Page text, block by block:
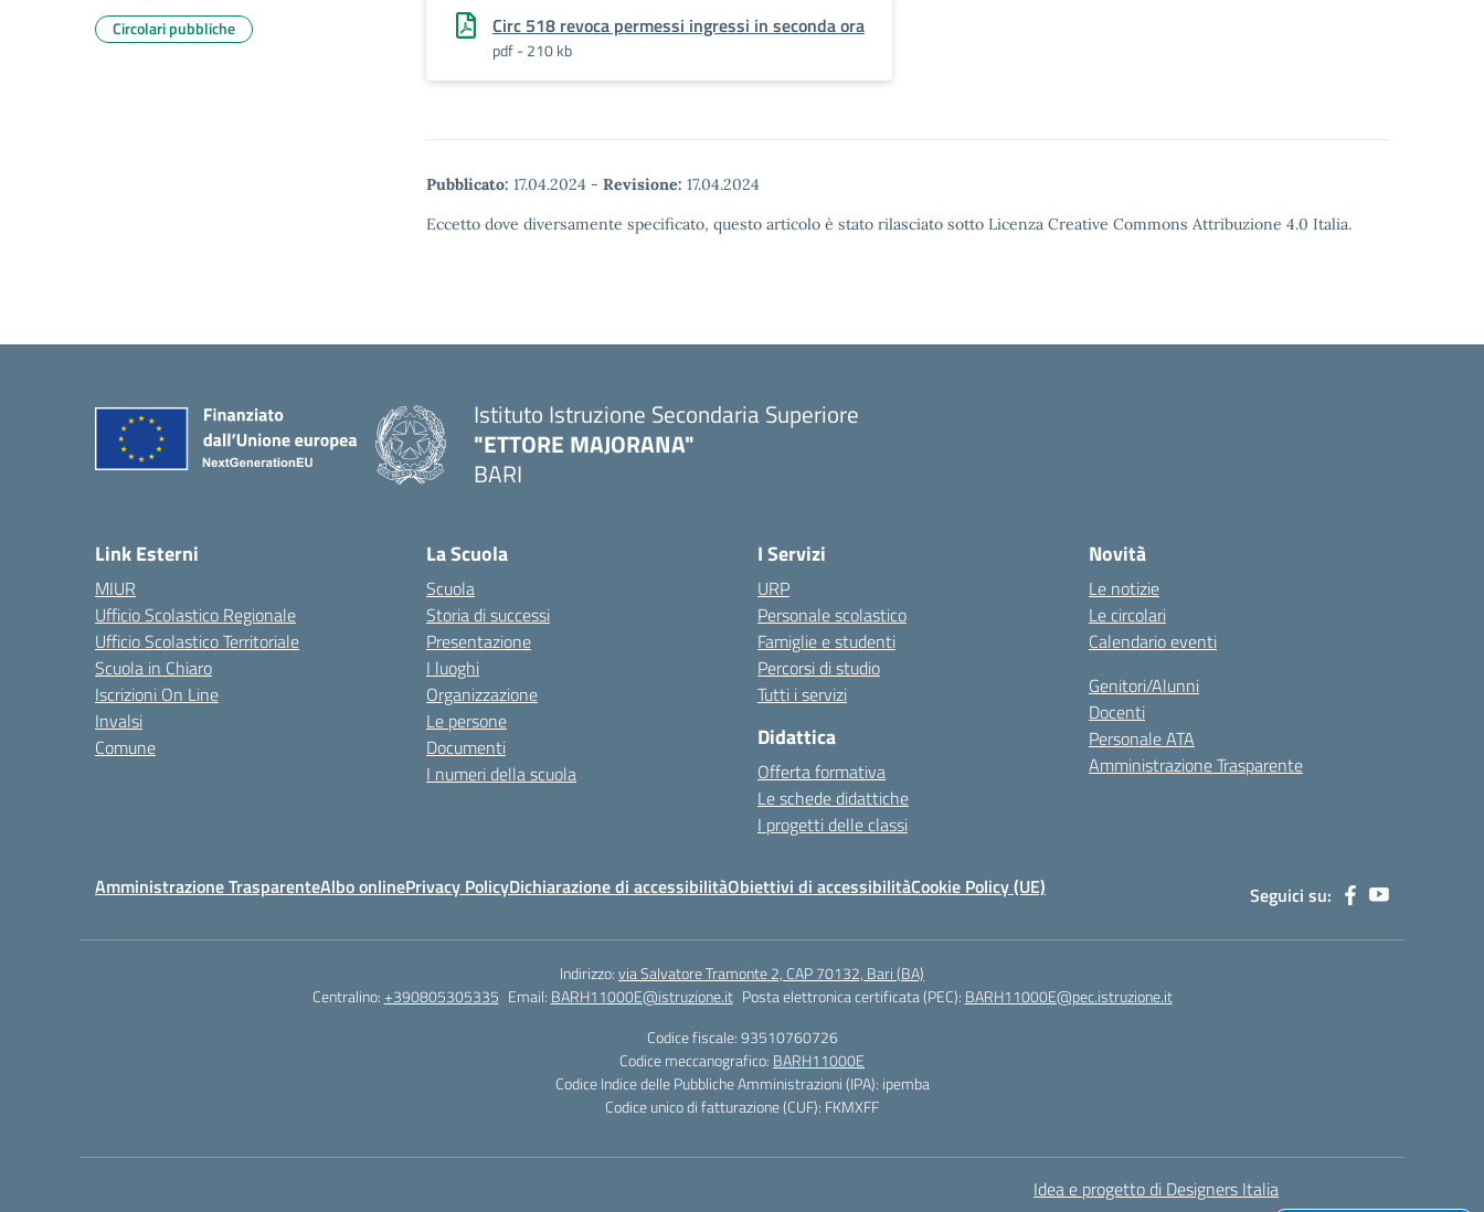
Circ 518 revoca permessi ingressi in seconda ora
pdf - 210 kb
Pubblicato: 17.04.2024 - Revisione: 17.04.2024
Eccetto dove diversamente specificato, questo articolo è stato rilasciato sotto Licenza Creative Commons Attribuzione 4.0 Italia.
Circolari pubbliche
Istituto Istruzione Secondaria Superiore
"ETTORE MAJORANA"
BARI
Link Esterni
MIUR
Ufficio Scolastico Regionale
Ufficio Scolastico Territoriale
Scuola in Chiaro
Iscrizioni On Line
Invalsi
Comune
La Scuola
Scuola
Storia di successi
Presentazione
I luoghi
Organizzazione
Le persone
Documenti
I numeri della scuola
I Servizi
URP
Personale scolastico
Famiglie e studenti
Percorsi di studio
Tutti i servizi
Didattica
Offerta formativa
Le schede didattiche
I progetti delle classi
Novità
Le notizie
Le circolari
Calendario eventi
Genitori/Alunni
Docenti
Personale ATA
Amministrazione Trasparente
Amministrazione TrasparenteAlbo onlinePrivacy PolicyDichiarazione di accessibilitàObiettivi di accessibilitàCookie Policy (UE) Seguici su:
Indirizzo:via Salvatore Tramonte 2, CAP 70132, Bari (BA)
Centralino:+390805305335 Email: BARH11000E@istruzione.it Posta elettronica certificata (PEC): BARH11000E@pec.istruzione.it
Codice fiscale: 93510760726
Codice meccanografico: BARH11000E
Codice Indice delle Pubbliche Amministrazioni (IPA): ipemba
Codice unico di fatturazione (CUF): FKMXFF
Idea e progetto di Designers Italia